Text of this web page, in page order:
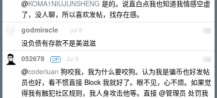
@KOMA1NIUJUNSHENG 是的。说直白点我也知道我情感空虚
了，没人聊，所以喜欢发帖，找存在感。
15
godmiracle Jul 8
没负债有存款不是美滋滋
16
052678 OP Jul 8
@coderluan 狗咬我，我为什么要咬狗。认为我是骗币也好发帖
员也好，看不惯直接 Block 我就好了。眼不见，心不烦。如果觉
得我有触犯社区规则，我人身攻击他等。直接 @管理员 处罚我